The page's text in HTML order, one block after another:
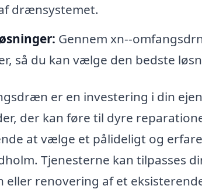
drænsystemet.
Gennem xn--
så du kan vælge den bedste
er en investering i din
der kan føre til dyre
at vælge et pålideligt og
Tjenesterne kan tilpasses
eller renovering af et